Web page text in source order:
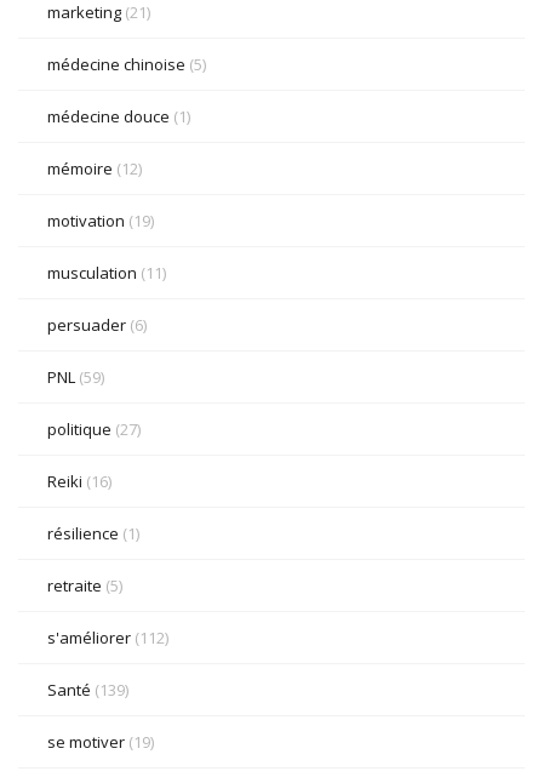
marketing (21)
médecine chinoise (5)
médecine douce (1)
mémoire (12)
motivation (19)
musculation (11)
persuader (6)
PNL (59)
politique (27)
Reiki (16)
résilience (1)
retraite (5)
s'améliorer (112)
Santé (139)
se motiver (19)